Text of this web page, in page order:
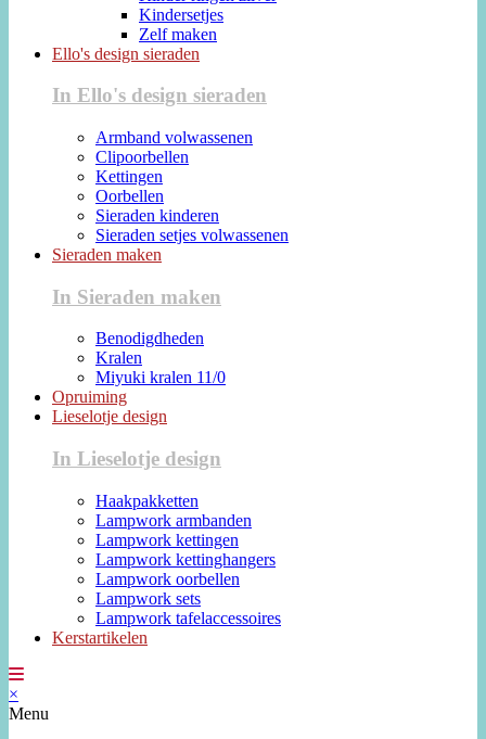
Kindersetjes
Zelf maken
Ello's design sieraden
In Ello's design sieraden
Armband volwassenen
Clipoorbellen
Kettingen
Oorbellen
Sieraden kinderen
Sieraden setjes volwassenen
Sieraden maken
In Sieraden maken
Benodigdheden
Kralen
Miyuki kralen 11/0
Opruiming
Lieselotje design
In Lieselotje design
Haakpakketten
Lampwork armbanden
Lampwork kettingen
Lampwork kettinghangers
Lampwork oorbellen
Lampwork sets
Lampwork tafelaccessoires
Kerstartikelen
×
Menu